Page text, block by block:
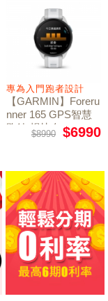
專為入門跑者設計
【GARMIN】Foreru
nner 165 GPS智慧
跑錶 暢快白
$8990 $6990